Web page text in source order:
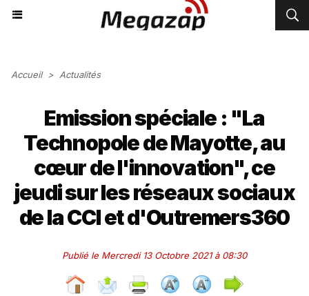
Accueil > Actualités
Emission spéciale : "La
Technopole de Mayotte, au
cœur de l'innovation", ce
jeudi sur les réseaux sociaux
de la CCI et d'Outremers360
Publié le Mercredi 13 Octobre 2021 à 08:30